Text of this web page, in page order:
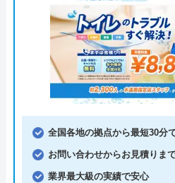
全国各地の拠点から最短30分
お問い合わせからお見積りま
業界最大級の実績で安心